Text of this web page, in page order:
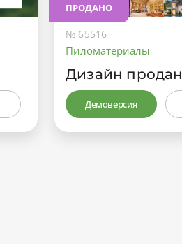
ПРОДАНО
№ 65516
Пиломатериалы
Дизайн продан
Демоверсия